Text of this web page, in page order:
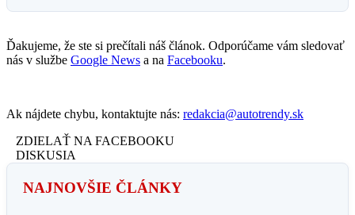
Ďakujeme, že ste si prečítali náš článok. Odporúčame vám sledovať
nás v službe Google News a na Facebooku.
Ak nájdete chybu, kontaktujte nás: redakcia@autotrendy.sk
ZDIELAŤ NA FACEBOOKU
DISKUSIA
NAJNOVŠIE ČLÁNKY